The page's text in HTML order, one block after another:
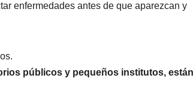
enfermedades antes de que aparezcan y
públicos y pequeños institutos, están